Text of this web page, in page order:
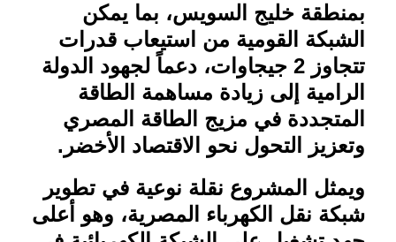
بمنطقة خليج السويس، بما يمكن
الشبكة القومية من استيعاب قدرات
تتجاوز 2 جيجاوات، دعماً لجهود الدولة
الرامية إلى زيادة مساهمة الطاقة
المتجددة في مزيج الطاقة المصري
وتعزيز التحول نحو الاقتصاد الأخضر .
ويمثل المشروع نقلة نوعية في تطوير
شبكة نقل الكهرباء المصرية، وهو أعلى